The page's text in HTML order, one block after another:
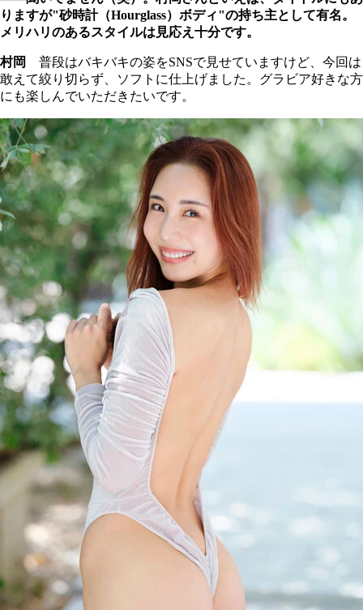
りますが"砂時計（Hourglass）ボディ"の持ち主として有名。
メリハリのあるスタイルは見応え十分です。
村岡
普段はバキバキの姿をSNSで見せていますけど、今回は
敢えて絞り切らず、ソフトに仕上げました。グラビア好きな方
にも楽しんでいただきたいです。